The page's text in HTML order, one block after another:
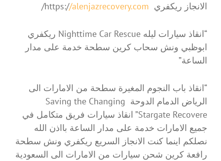
الانجاز ريكفري https:/ /alenjazrecovery.com
/
“انقاذ سيارات ليله Nighttime Car Rescue ريكفري
ابوظبي ونش سحاب كرين سطحة خدمة على مدار
الساعة”
“انقاذ باب النجوم المغيرة سطحة من الامارات الى
الرياض الدمام الدوحة Saving the Changing
Stargate Recovere” انقاذ سيارات فريق متكامل في
جميع الامارات خدمة على مدار الساعة بااذن الله
نصلكم اينما كنت الانجاز السريع ريكفري ونش سطحة
رافعة كرين شحن سيارات من الامارات الى السعودية